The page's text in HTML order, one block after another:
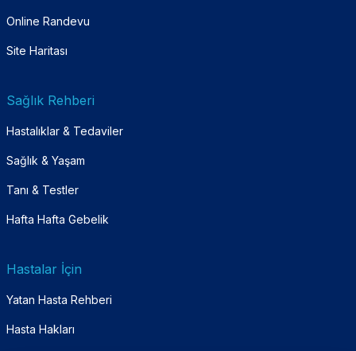
Online Randevu
Site Haritası
Sağlık Rehberi
Hastalıklar & Tedaviler
Sağlık & Yaşam
Tanı & Testler
Hafta Hafta Gebelik
Hastalar İçin
Yatan Hasta Rehberi
Hasta Hakları